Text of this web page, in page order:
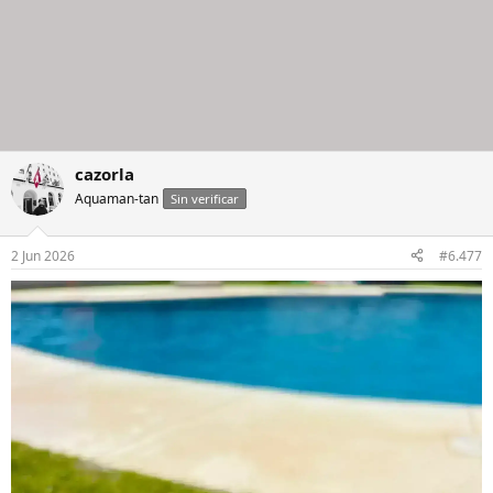
cazorla
Aquaman-tan Sin verificar
2 Jun 2026 #6.477